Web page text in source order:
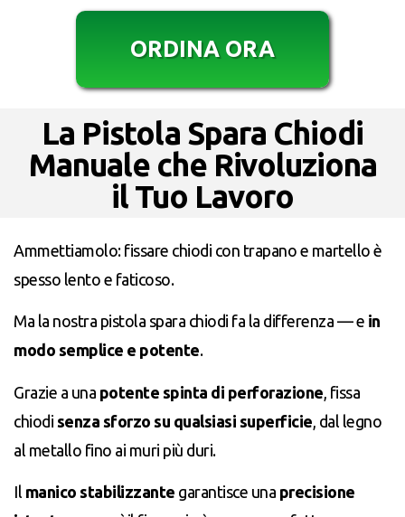
ORDINA ORA
La Pistola Spara Chiodi
Manuale che Rivoluziona
il Tuo Lavoro
Ammettiamolo: fissare chiodi con trapano e martello è
spesso lento e faticoso.
Ma la nostra pistola spara chiodi fa la differenza — e in
modo semplice e potente.
Grazie a una potente spinta di perforazione , fissa
chiodi senza sforzo su qualsiasi superficie , dal legno
al metallo fino ai muri più duri.
Il manico stabilizzante garantisce una precisione